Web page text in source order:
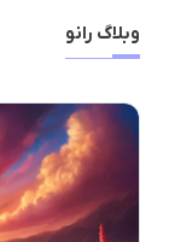
وبلاگ رانو